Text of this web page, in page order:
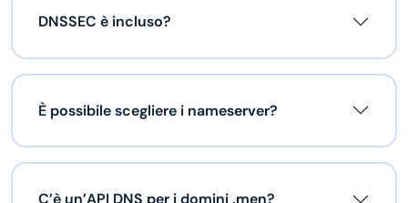
DNSSEC è incluso?
È possibile scegliere i nameserver?